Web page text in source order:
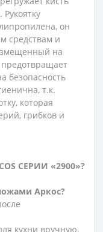
он
средствам и
на
предотвращает
безопасность
т.к.
которая
грибков и
СЕРИИ «2900»?
Аркос?
кухни вручную.